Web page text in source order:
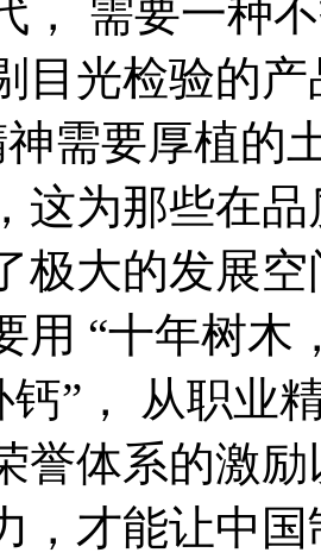
， 需要一种
目光检验的产
需要厚植的
这为那些在
极大的发展
用 “十年树木
钙”， 从职业
誉体系的激
，才能让中